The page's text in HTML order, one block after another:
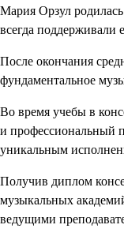
Мария Орзул
всегда поддерживали
После окончания
фундаментальное
Во время учебы в
и профессиональный
уникальным
Получив диплом
музыкальных
ведущими